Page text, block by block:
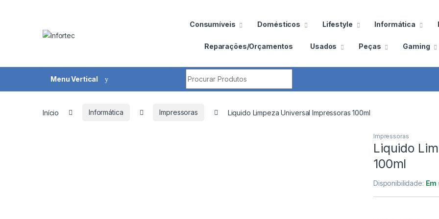
Consumíveis Domésticos Lifestyle Informática
Reparações/Orçamentos Usados Peças Gaming
Menu Vertical
Início Informática Impressoras Liquido Limpeza Universal Impressoras 100ml
Impressoras
Liquido
100ml
Disponibilidade: